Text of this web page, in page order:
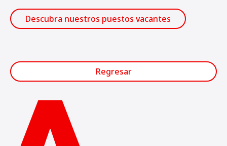
Descubra nuestros puestos vacantes
Regresar